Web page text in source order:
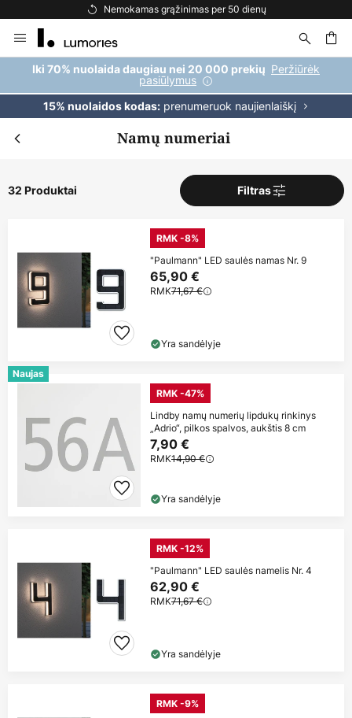
Nemokamas grąžinimas per 50 dienų
to
Content
Iki 70% nuolaida daugiau nei 20 000 prekių Peržiūrėk
pasiūlymus
15% nuolaidos kodas:prenumeruok naujienlaiškį
Namų numeriai
32 Produktai Filtras
RMK -8%
"Paulmann" LED saulės namas Nr. 9
65,90 €
RMK71,67 €
Yra sandėlyje
Naujas
RMK -47%
Lindby namų numerių lipdukų rinkinys
„Adrio“, pilkos spalvos, aukštis 8 cm
7,90 €
RMK14,90 €
Yra sandėlyje
RMK -12%
"Paulmann" LED saulės namelis Nr. 4
62,90 €
RMK71,67 €
Yra sandėlyje
RMK -9%